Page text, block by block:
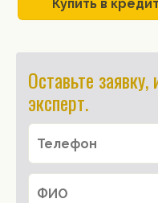
Купить в кредит
Оставьте
эксперт.